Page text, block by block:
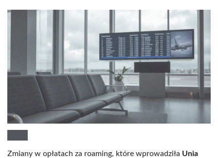
Zmiany w opłatach za roaming, które wprowadziła Unia